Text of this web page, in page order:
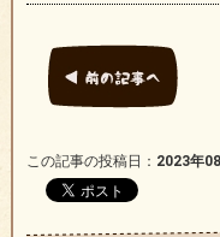
この記事の投稿日： 2023年